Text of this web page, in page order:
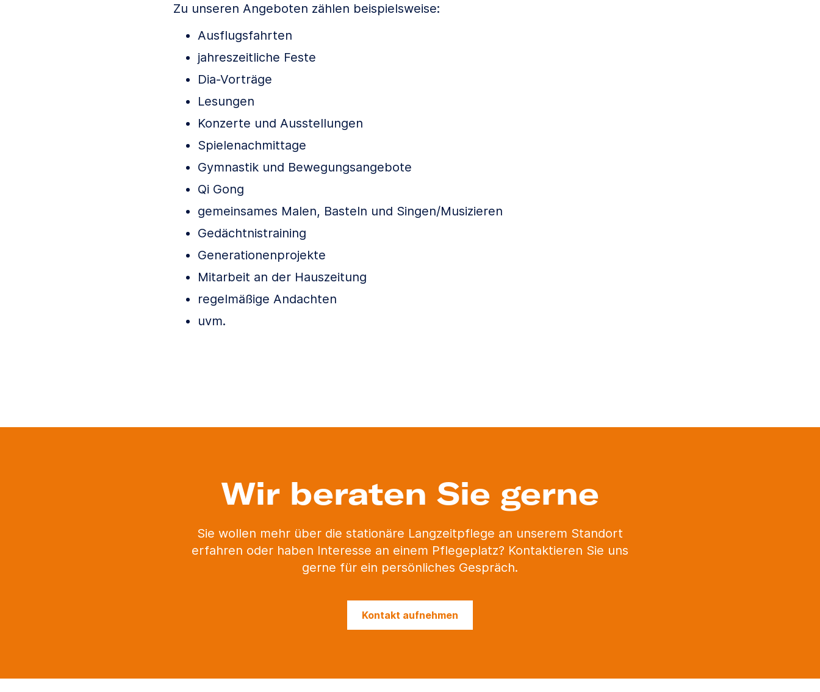
Zu unseren Angeboten zählen beispielsweise:
Ausflugsfahrten
jahreszeitliche Feste
Dia-Vorträge
Lesungen
Konzerte und Ausstellungen
Spielenachmittage
Gymnastik und Bewegungsangebote
Qi Gong
gemeinsames Malen, Basteln und Singen/Musizieren
Gedächtnistraining
Generationenprojekte
Mitarbeit an der Hauszeitung
regelmäßige Andachten
uvm.
Wir beraten Sie gerne
Sie wollen mehr über die stationäre Langzeitpflege an unserem Standort
erfahren oder haben Interesse an einem Pflegeplatz? Kontaktieren Sie uns
gerne für ein persönliches Gespräch.
Kontakt aufnehmen